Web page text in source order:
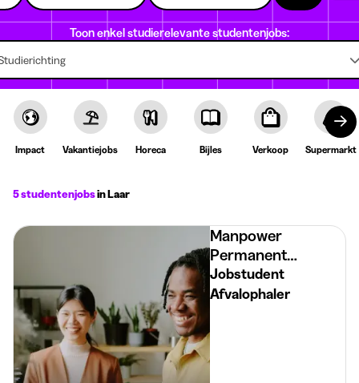
Toon enkel studierelevante studentenjobs:
Impact Vakantiejobs Horeca Bijles Verkoop Supermarkt
5 studentenjobsin Laar
Manpower
Permanent
Placement
Jobstudent
Afvalophaler